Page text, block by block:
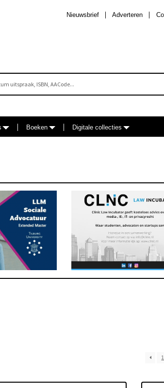
Adverteren
Nieuwsbrief
Boeken Digitale collecties
1